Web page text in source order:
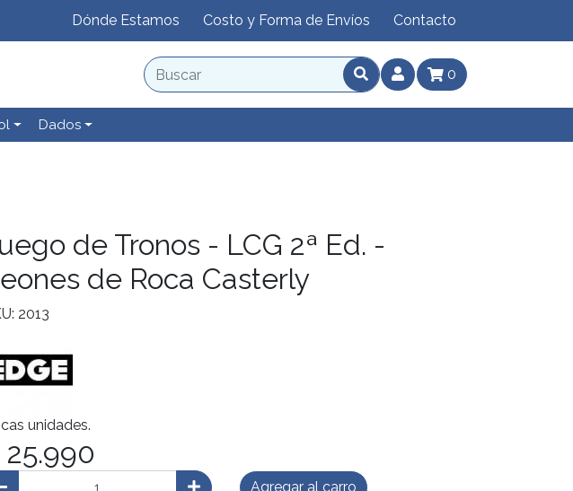
Dónde Estamos Costo y Forma de Envíos Contacto
0
Dados
de Tronos - LCG 2ª Ed. -
de Roca Casterly
2013
unidades.
25.990
Agregar al carro